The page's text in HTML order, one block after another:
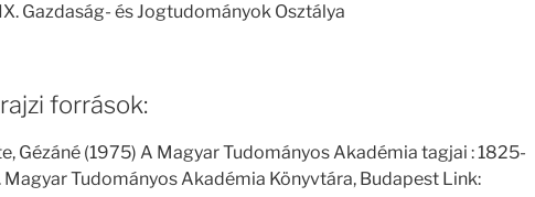
Gazdaság- és Jogtudományok Osztálya
források:
Gézáné (1975) A Magyar Tudományos Akadémia tagjai : 1825-
Magyar Tudományos Akadémia Könyvtára, Budapest Link: